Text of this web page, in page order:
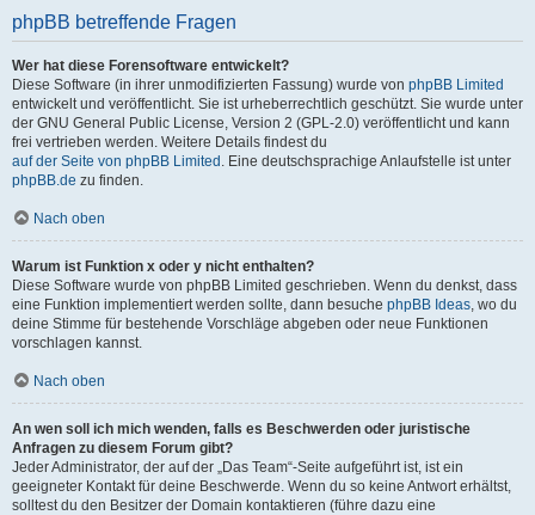
phpBB betreffende Fragen
Wer hat diese Forensoftware entwickelt?
Diese Software (in ihrer unmodifizierten Fassung) wurde von phpBB Limited
entwickelt und veröffentlicht. Sie ist urheberrechtlich geschützt. Sie wurde unter
der GNU General Public License, Version 2 (GPL-2.0) veröffentlicht und kann
frei vertrieben werden. Weitere Details findest du
auf der Seite von phpBB Limited . Eine deutschsprachige Anlaufstelle ist unter
phpBB.de zu finden.
Nach oben
Warum ist Funktion x oder y nicht enthalten?
Diese Software wurde von phpBB Limited geschrieben. Wenn du denkst, dass
eine Funktion implementiert werden sollte, dann besuche phpBB Ideas, wo du
deine Stimme für bestehende Vorschläge abgeben oder neue Funktionen
vorschlagen kannst.
Nach oben
An wen soll ich mich wenden, falls es Beschwerden oder juristische
Anfragen zu diesem Forum gibt?
Jeder Administrator, der auf der „Das Team“-Seite aufgeführt ist, ist ein
geeigneter Kontakt für deine Beschwerde. Wenn du so keine Antwort erhältst,
solltest du den Besitzer der Domain kontaktieren (führe dazu eine